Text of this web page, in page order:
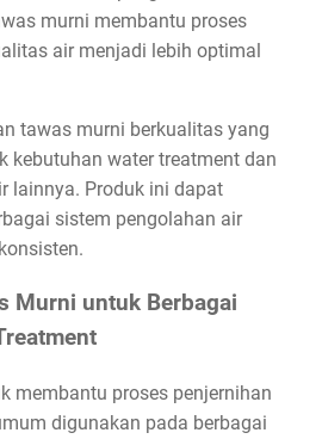
murni membantu proses
air menjadi lebih optimal
tawas murni berkualitas yang
kebutuhan water treatment dan
lainnya. Produk ini dapat
sistem pengolahan air
Murni untuk Berbagai
membantu proses penjernihan
digunakan pada berbagai